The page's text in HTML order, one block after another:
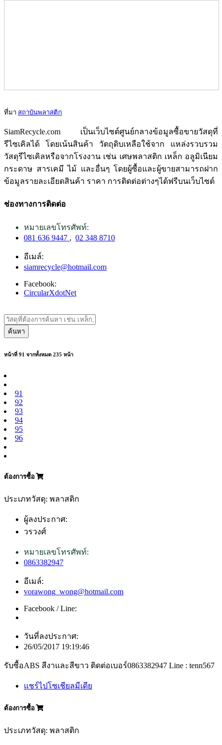
ที่มา สถาบันพลาสติก
SiamRecycle.com เป็นเว็บไซต์ศูนย์กลางข้อมูลซื้อขายวัสดุที่
รีไซเคิลได้ โดยเน้นสินค้า วัตถุดิบเหลือใช้จาก แหล่งรวบรวม
วัสดุรีไซเคิลหรือจากโรงงาน เช่น เศษพลาสติก เหล็ก อลูมิเนียม
กระดาษ สารเคมี ไม้ และอื่นๆ โดยผู้ซื้อและผู้ขายสามารถฝาก
ข้อมูลรายละเอียดสินค้า ราคา การติดต่อต่างๆได้ฟรีบนเว็บไซต์
ช่องทางการติดต่อ
หมายเลขโทรศัพท์:
081 636 9447 , 02 348 8710
อีเมล์:
siamrecycle@hotmail.com
Facebook:
CircularXdotNet
ค้นหา
หน้าที่ 91 จากทั้งหมด 235 หน้า
91
92
93
94
95
96
ต้องการซื้อ
ประเภทวัสดุ: พลาสติก
ผู้ลงประกาศ:
วรวงศ์
หมายเลขโทรศัพท์:
0863382947
อีเมล์:
vorawong_wong@hotmail.com
Facebook / Line:
วันที่ลงประกาศ:
26/05/2017 19:19:46
รับซื้อABS สีงาและสีขาว ติดต่อเบอร์0863382947 Line : tenn567
แชร์ไปโซเชียลมีเดีย
ต้องการซื้อ
ประเภทวัสดุ: พลาสติก